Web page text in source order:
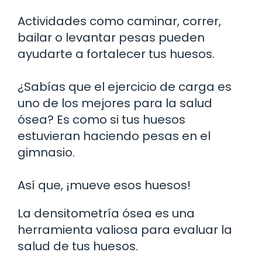
Actividades como caminar, correr,
bailar o levantar pesas pueden
ayudarte a fortalecer tus huesos.
¿Sabías que el ejercicio de carga es
uno de los mejores para la salud
ósea? Es como si tus huesos
estuvieran haciendo pesas en el
gimnasio.
Así que, ¡mueve esos huesos!
La densitometría ósea es una
herramienta valiosa para evaluar la
salud de tus huesos.